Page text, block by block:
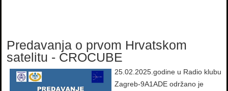
Predavanja o prvom Hrvatskom
satelitu - CROCUBE
25.02.2025.godine u Radio klubu
Zagreb-9A1ADE održano je